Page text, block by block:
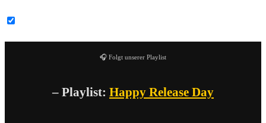
🎧 Folgt unserer Playlist
– Playlist: Happy Release Day